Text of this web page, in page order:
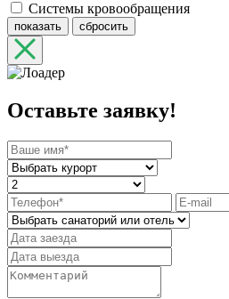
Системы кровообращения
показать сбросить
Оставьте заявку!